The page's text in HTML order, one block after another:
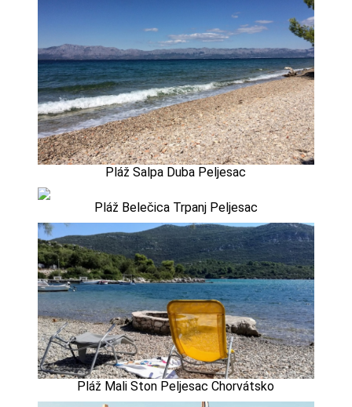
Pláž Salpa Duba Peljesac
Pláž Belečica Trpanj Peljesac
Pláž Mali Ston Peljesac Chorvátsko